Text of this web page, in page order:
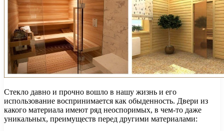
Стекло давно и прочно вошло в нашу жизнь и его
использование воспринимается как обыденность. Двери из
какого материала имеют ряд неоспоримых, в чем-то даже
уникальных, преимуществ перед другими материалами: